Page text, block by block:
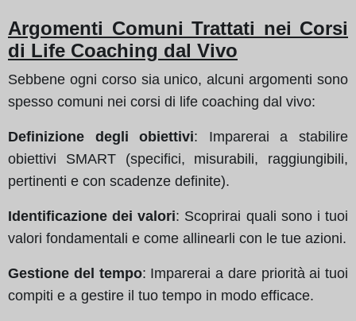
Argomenti Comuni Trattati nei Corsi
di Life Coaching dal Vivo
Sebbene ogni corso sia unico, alcuni argomenti sono
spesso comuni nei corsi di life coaching dal vivo:
Definizione degli obiettivi: Imparerai a stabilire
obiettivi SMART (specifici, misurabili, raggiungibili,
pertinenti e con scadenze definite).
Identificazione dei valori: Scoprirai quali sono i tuoi
valori fondamentali e come allinearli con le tue azioni.
Gestione del tempo: Imparerai a dare priorità ai tuoi
compiti e a gestire il tuo tempo in modo efficace.